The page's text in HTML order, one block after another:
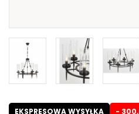
EKSPRESOWA WYSYŁKA -